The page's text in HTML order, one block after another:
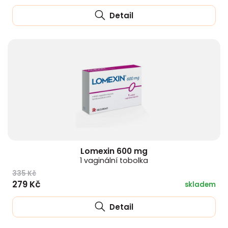
Detail
Lomexin 600 mg
1 vaginální tobolka
335 Kč
279 Kč skladem
Detail